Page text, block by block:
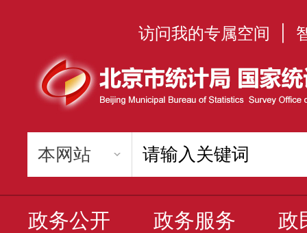
访问我的专属空间
政务公开 政务服务 政